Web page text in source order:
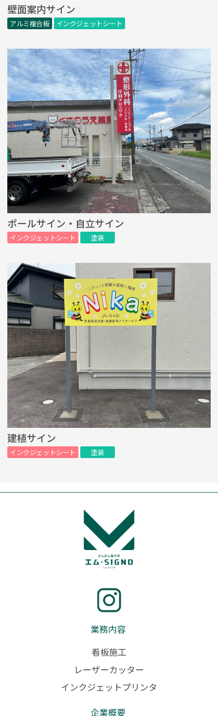
壁面案内サイン
アルミ複合板 インクジェットシート
ポールサイン・自立サイン
インクジェットシート 塗装
建植サイン
インクジェットシート 塗装
業務内容
看板施工
レーザーカッター
インクジェットプリンタ
企業概要